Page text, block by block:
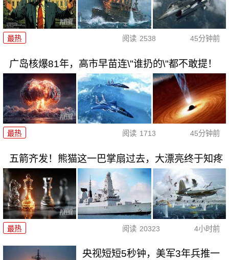
最热 阅读 2538 45分钟前
广岛核爆81年，高市早苗连\"谁扔的\"都不敢提！
最热 阅读 1713 45分钟前
五箭齐发！熊猫这一巴掌扇过去，大漂亮终于知疼
最热 阅读 20323 4小时前
央视短短5秒钟，美军3年兵推一